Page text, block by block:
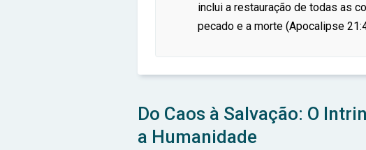
inclui a restauração de todas as
pecado e a morte (Apocalipse
Do Caos à Salvação: O
a Humanidade